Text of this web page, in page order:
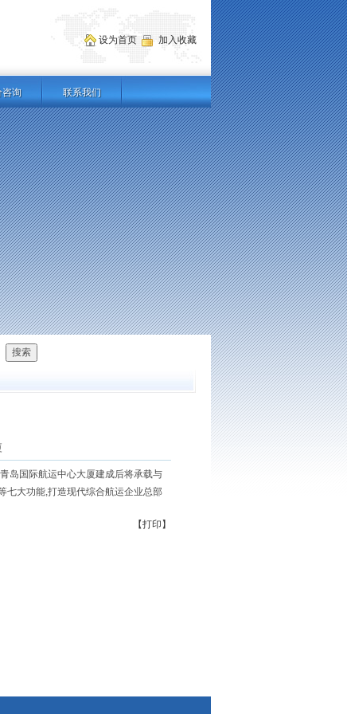
设为首页 加入收藏
咨询 联系我们
岛国际航运中心大厦建成后将承载与
七大功能,打造现代综合航运企业总部
【打印 】